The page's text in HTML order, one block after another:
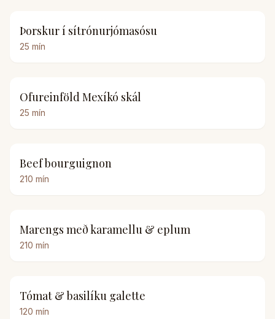
Þorskur í sítrónurjómasósu
25 mín
Ofureinföld Mexíkó skál
25 mín
Beef bourguignon
210 mín
Marengs með karamellu & eplum
210 mín
Tómat & basilíku galette
120 mín